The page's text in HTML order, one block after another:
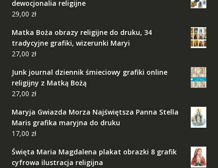
dewocjonalia religijne
29,00 zł
Matka Boża obrazy religijne do druku, 34
tradycyjne grafiki, wizerunki Maryi
27,00 zł
Junk journal dziennik śmieciowy grafiki online
religijny z Matką Bożą
27,00 zł
Maryja Gwiazda Morza Najświętsza Panna Stella
Maris grafika maryjna do druku
17,00 zł
Święta Maria Magdalena plakat obrazki 8 grafik
cyfrowa ilustracja religijna